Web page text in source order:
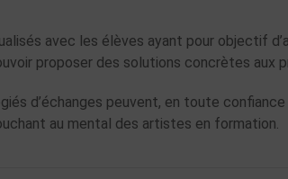
avec les élèves ayant pour objectif
proposer des solutions concrètes aux
d’échanges peuvent, en toute
au mental des artistes en formation.